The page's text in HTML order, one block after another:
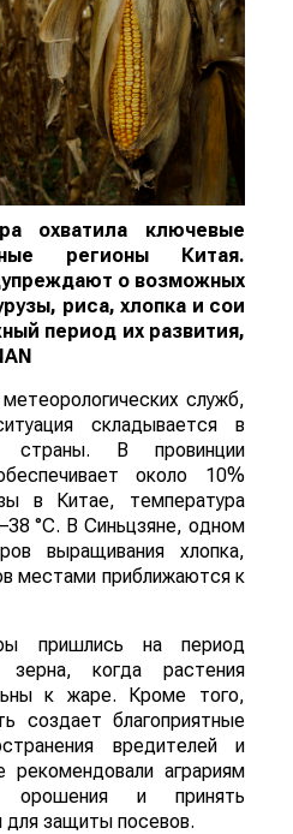
охватила ключевые
регионы Китая.
о возможных
риса, хлопка и сои
период их развития,
служб,
складывается в
страны. В провинции
около 10%
в Китае, температура
°C. В Синьцзяне, одном
выращивания хлопка,
местами приближаются к
пришлись на период
когда растения
к жаре. Кроме того,
создает благоприятные
вредителей и
рекомендовали аграриям
орошения и принять
защиты посевов.